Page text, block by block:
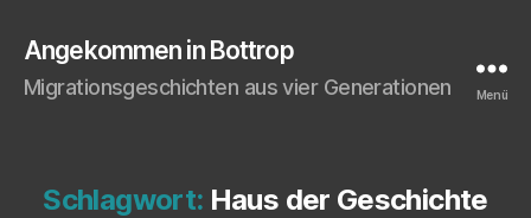
Angekommen in Bottrop
Migrationsgeschichten aus vier Generationen Menü
Schlagwort: Haus der Geschichte